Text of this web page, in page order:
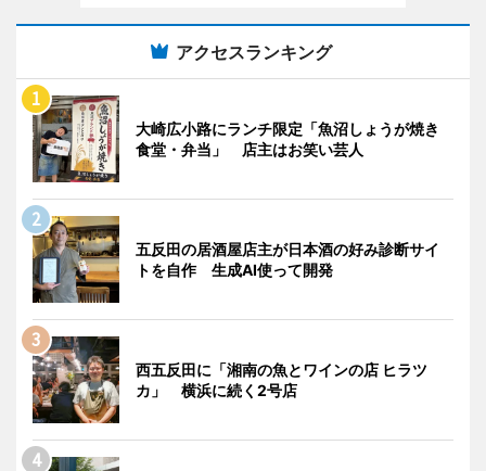
アクセスランキング
大崎広小路にランチ限定「魚沼しょうが焼き
食堂・弁当」 店主はお笑い芸人
五反田の居酒屋店主が日本酒の好み診断サイ
トを自作 生成AI使って開発
西五反田に「湘南の魚とワインの店 ヒラツ
カ」 横浜に続く2号店